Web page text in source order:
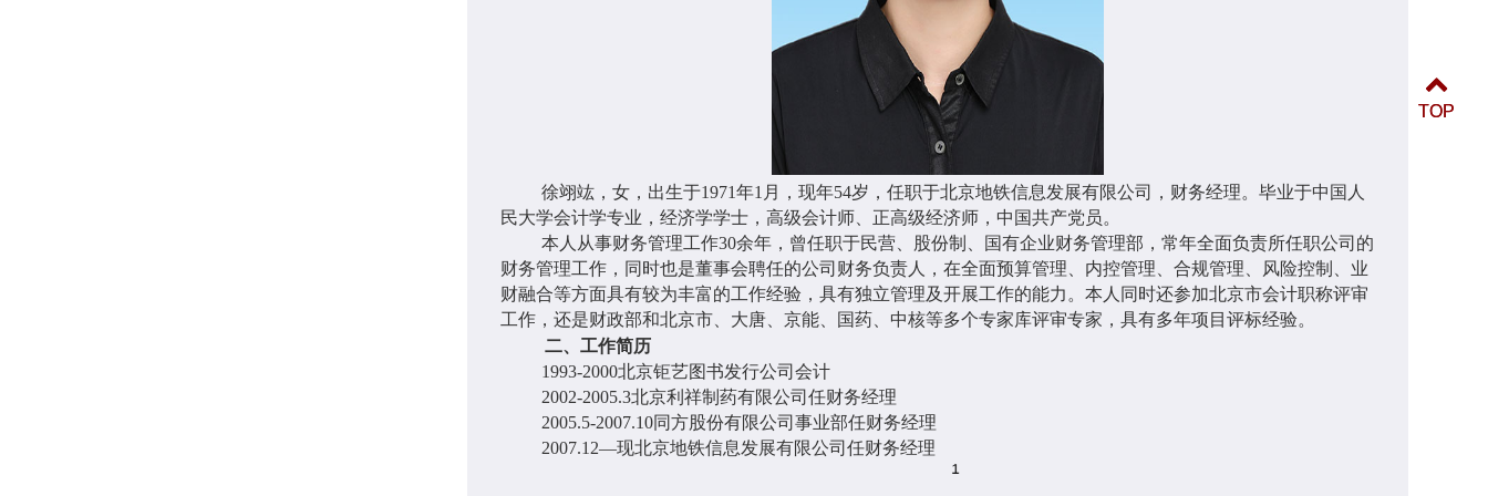
徐翊竑，女，出生于1971年1月，现年54岁，任职于北京地铁信息发展有限公司，财务经理。毕业于中国人
民大学会计学专业，经济学学士，高级会计师、正高级经济师，中国共产党员。
本人从事财务管理工作30余年，曾任职于民营、股份制、国有企业财务管理部，常年全面负责所任职公司的
财务管理工作，同时也是董事会聘任的公司财务负责人，在全面预算管理、内控管理、合规管理、风险控制、业
财融合等方面具有较为丰富的工作经验，具有独立管理及开展工作的能力。本人同时还参加北京市会计职称评审
工作，还是财政部和北京市、大唐、京能、国药、中核等多个专家库评审专家，具有多年项目评标经验。
二、工作简历
1993-2000北京钜艺图书发行公司会计
2002-2005.3北京利祥制药有限公司任财务经理
2005.5-2007.10同方股份有限公司事业部任财务经理
2007.12—现北京地铁信息发展有限公司任财务经理
TOP
TOP